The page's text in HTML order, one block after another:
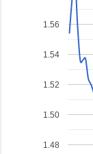
1.48
1.50
1.52
1.54
1.56